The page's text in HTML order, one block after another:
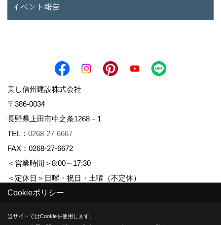
イベント報告
美し信州建設株式会社
〒386-0034
長野県上田市中之条1268－1
TEL： 0268-27-6667
FAX：0268-27-6672
＜営業時間＞8:00～17:30
＜定休日＞日曜・祝日・土曜（不定休）
Copyright (c) Sinshuu. All Rights Reserved.
Cookieポリシー
当サイトではCookieを使用します。